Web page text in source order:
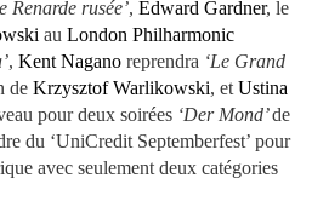
Renarde rusée’, Edward Gardner, le
au London Philharmonic
, Kent Nagano reprendra ‘Le Grand
de Krzysztof Warlikowski, et Ustina
pour deux soirées ‘Der Mond’de
du ‘UniCredit Septemberfest’ pour
avec seulement deux catégories